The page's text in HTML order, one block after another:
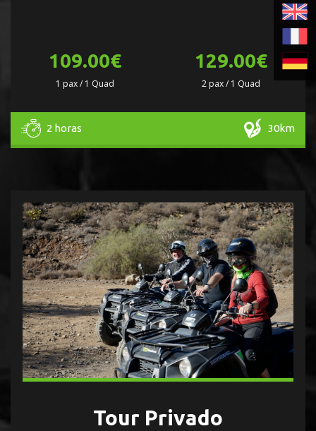
109.00€
1 pax / 1 Quad
129.00€
2 pax / 1 Quad
2 horas 30km
Tour Privado